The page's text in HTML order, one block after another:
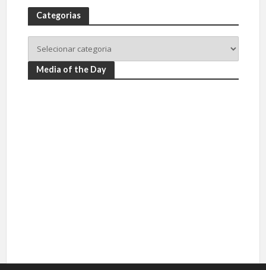
Categorias
Media of the Day